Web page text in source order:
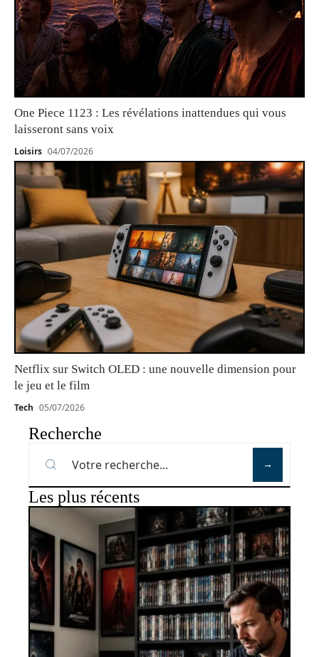
One Piece 1123 : Les révélations inattendues qui vous
laisseront sans voix
Loisirs 04/07/2026
Netflix sur Switch OLED : une nouvelle dimension pour
le jeu et le film
Tech 05/07/2026
Recherche
Les plus récents